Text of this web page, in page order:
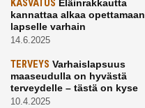
KASVATUS Eläinrakkautta
kannattaa alkaa opettamaan
lapselle varhain
14.6.2025
TERVEYS Varhaislapsuus
maaseudulla on hyvästä
terveydelle – tästä on kyse
10.4.2025